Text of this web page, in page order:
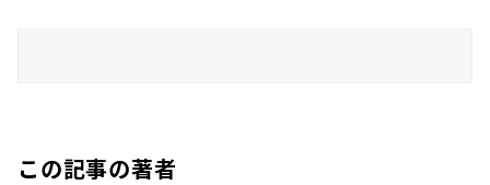
この記事の著者